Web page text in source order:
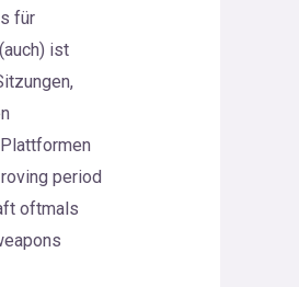
für
ist
period
oftmals